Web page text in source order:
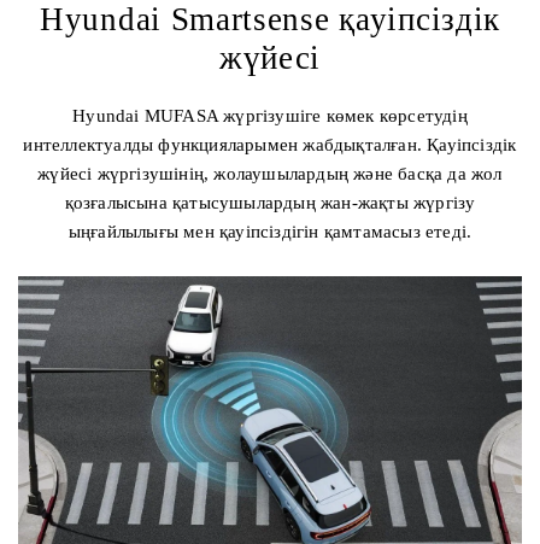
Hyundai Smartsense қауіпсіздік
жүйесі
Hyundai MUFASA жүргізушіге көмек көрсетудің
интеллектуалды функцияларымен жабдықталған. Қауіпсіздік
жүйесі жүргізушінің, жолаушылардың және басқа да жол
қозғалысына қатысушылардың жан-жақты жүргізу
ыңғайлылығы мен қауіпсіздігін қамтамасыз етеді.